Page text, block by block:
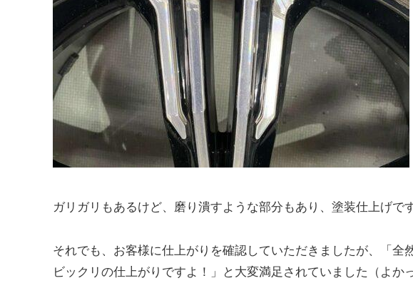
ガリガリもあるけど、磨り潰すような部分もあり、塗装仕上げで
それでも、お客様に仕上がりを確認していただきましたが、「全
ビックリの仕上がりですよ！」と大変満足されていました（よか